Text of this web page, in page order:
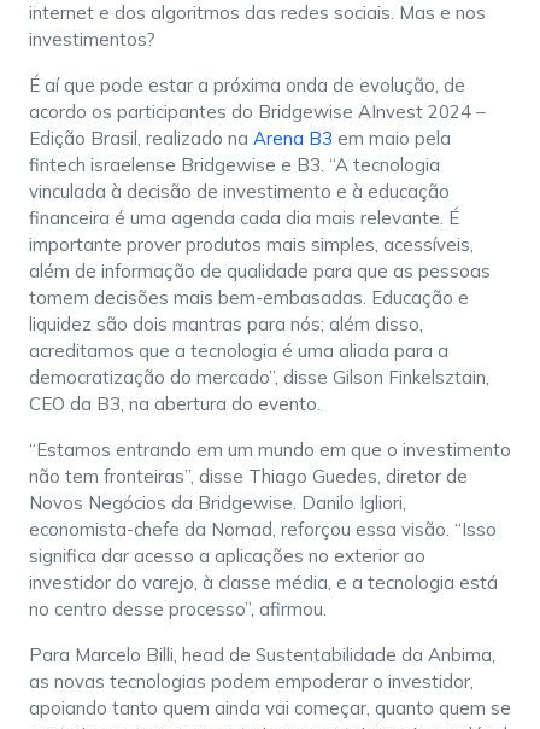
internet e dos algoritmos das redes sociais. Mas e nos
investimentos?
É aí que pode estar a próxima onda de evolução, de
acordo os participantes do Bridgewise AInvest 2024 –
Edição Brasil, realizado na Arena B3 em maio pela
fintech israelense Bridgewise e B3. “A tecnologia
vinculada à decisão de investimento e à educação
financeira é uma agenda cada dia mais relevante. É
importante prover produtos mais simples, acessíveis,
além de informação de qualidade para que as pessoas
tomem decisões mais bem-embasadas. Educação e
liquidez são dois mantras para nós; além disso,
acreditamos que a tecnologia é uma aliada para a
democratização do mercado”, disse Gilson Finkelsztain,
CEO da B3, na abertura do evento.
“Estamos entrando em um mundo em que o investimento
não tem fronteiras”, disse Thiago Guedes, diretor de
Novos Negócios da Bridgewise. Danilo Igliori,
economista-chefe da Nomad, reforçou essa visão. “Isso
significa dar acesso a aplicações no exterior ao
investidor do varejo, à classe média, e a tecnologia está
no centro desse processo”, afirmou.
Para Marcelo Billi, head de Sustentabilidade da Anbima,
as novas tecnologias podem empoderar o investidor,
apoiando tanto quem ainda vai começar, quanto quem se